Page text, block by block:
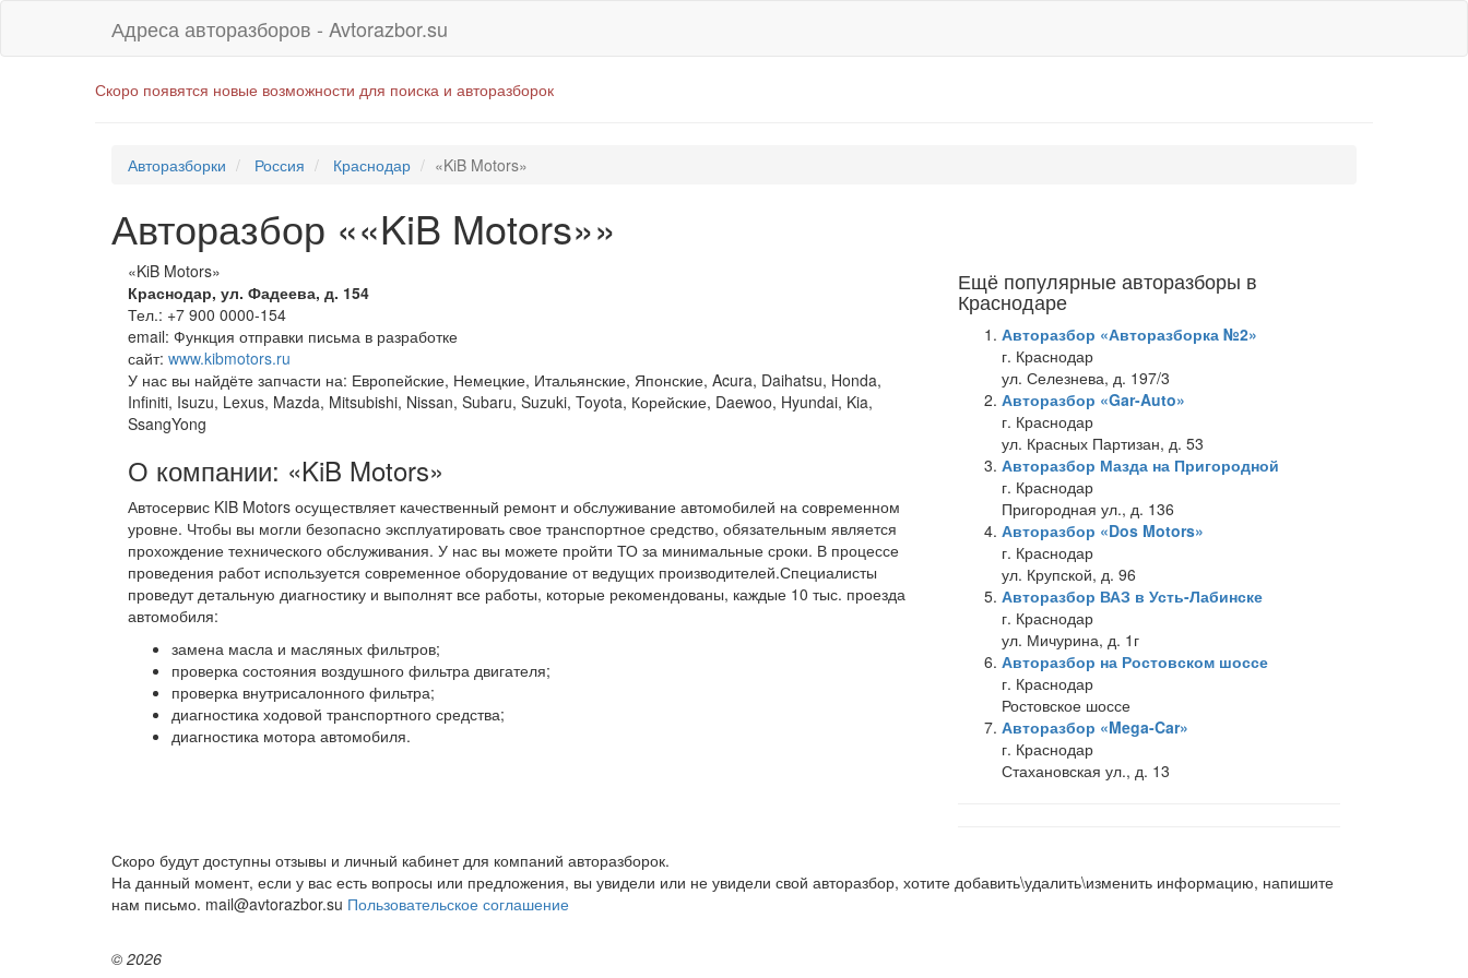
Адреса авторазборов - Avtorazbor.su
Скоро появятся новые возможности для поиска и авторазборок
Авторазборки Россия Краснодар «KiB Motors»
Авторазбор ««KiB Motors»»
«KiB Motors»
Краснодар, ул. Фадеева, д. 154
Тел.: +7 900 0000-154
email: Функция отправки письма в разработке
сайт: www.kibmotors.ru
У нас вы найдёте запчасти на: Европейские, Немецкие, Итальянские, Японские, Acura, Daihatsu, Honda,
Infiniti, Isuzu, Lexus, Mazda, Mitsubishi, Nissan, Subaru, Suzuki, Toyota, Корейские, Daewoo, Hyundai, Kia,
SsangYong
О компании: «KiB Motors»
Автосервис KIB Motors осуществляет качественный ремонт и обслуживание автомобилей на современном
уровне. Чтобы вы могли безопасно эксплуатировать свое транспортное средство, обязательным является
прохождение технического обслуживания. У нас вы можете пройти ТО за минимальные сроки. В процессе
проведения работ используется современное оборудование от ведущих производителей.Специалисты
проведут детальную диагностику и выполнят все работы, которые рекомендованы, каждые 10 тыс. проезда
автомобиля:
замена масла и масляных фильтров;
проверка состояния воздушного фильтра двигателя;
проверка внутрисалонного фильтра;
диагностика ходовой транспортного средства;
диагностика мотора автомобиля.
Ещё популярные авторазборы в
Краснодаре
Авторазбор «Авторазборка №2»
г. Краснодар
ул. Селезнева, д. 197/3
Авторазбор «Gar-Auto»
г. Краснодар
ул. Красных Партизан, д. 53
Авторазбор Мазда на Пригородной
г. Краснодар
Пригородная ул., д. 136
Авторазбор «Dos Motors»
г. Краснодар
ул. Крупской, д. 96
Авторазбор ВАЗ в Усть-Лабинске
г. Краснодар
ул. Мичурина, д. 1г
Авторазбор на Ростовском шоссе
г. Краснодар
Ростовское шоссе
Авторазбор «Mega-Car»
г. Краснодар
Стахановская ул., д. 13
Скоро будут доступны отзывы и личный кабинет для компаний авторазборок.
На данный момент, если у вас есть вопросы или предложения, вы увидели или не увидели свой авторазбор, хотите добавить\удалить\изменить информацию, напишите
нам письмо. mail@avtorazbor.su Пользовательское соглашение
© 2026